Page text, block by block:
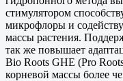
стимулятором
микрофлоры и
массы растения.
так же повышает
Bio Roots GHE (Pro
корневой массы более